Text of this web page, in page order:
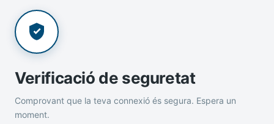
Verificació de seguretat
Comprovant que la teva connexió és segura. Espera un
moment.